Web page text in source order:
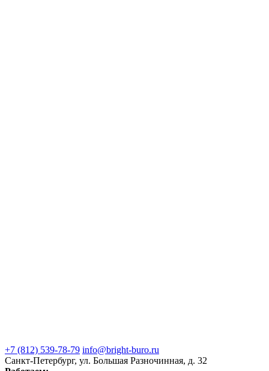
+7 (812) 539-78-79 info@bright-buro.ru
Санкт-Петербург, ул. Большая Разночинная, д. 32